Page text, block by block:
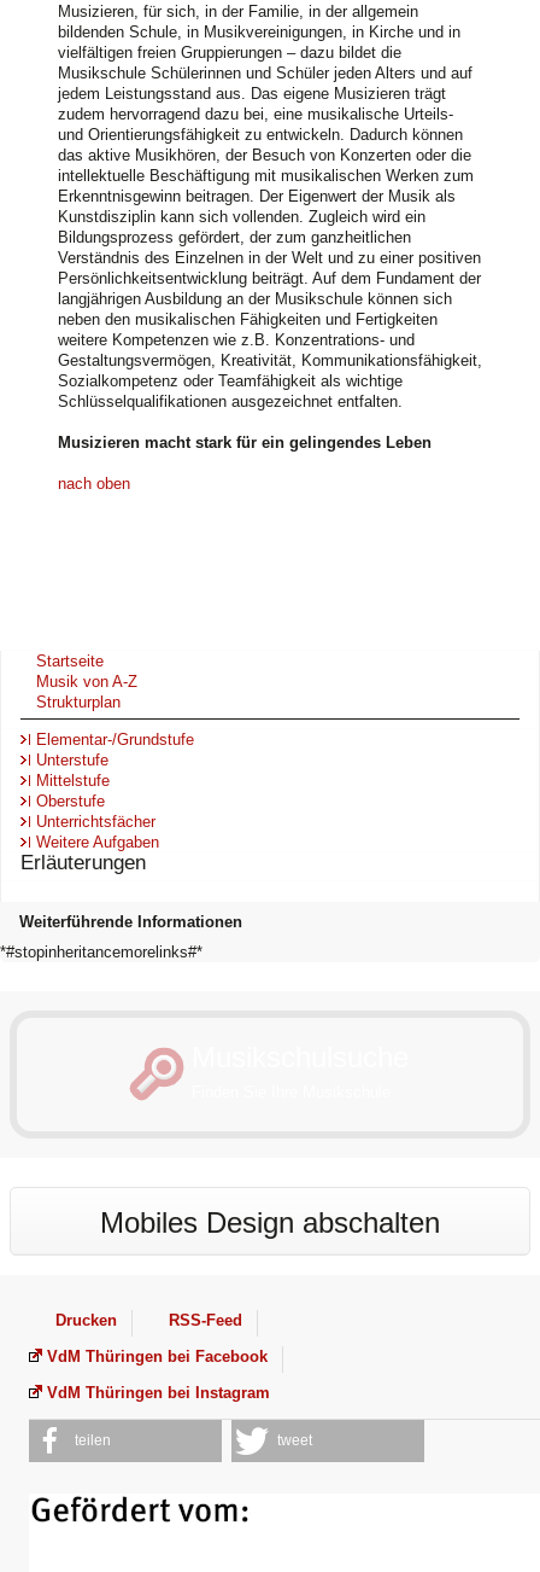
Musizieren, für sich, in der Familie, in der allgemein
bildenden Schule, in Musikvereinigungen, in Kirche und in
vielfältigen freien Gruppierungen – dazu bildet die
Musikschule Schülerinnen und Schüler jeden Alters und auf
jedem Leistungsstand aus. Das eigene Musizieren trägt
zudem hervorragend dazu bei, eine musikalische Urteils-
und Orientierungsfähigkeit zu entwickeln. Dadurch können
das aktive Musikhören, der Besuch von Konzerten oder die
intellektuelle Beschäftigung mit musikalischen Werken zum
Erkenntnisgewinn beitragen. Der Eigenwert der Musik als
Kunstdisziplin kann sich vollenden. Zugleich wird ein
Bildungsprozess gefördert, der zum ganzheitlichen
Verständnis des Einzelnen in der Welt und zu einer positiven
Persönlichkeitsentwicklung beiträgt. Auf dem Fundament der
langjährigen Ausbildung an der Musikschule können sich
neben den musikalischen Fähigkeiten und Fertigkeiten
weitere Kompetenzen wie z.B. Konzentrations- und
Gestaltungsvermögen, Kreativität, Kommunikationsfähigkeit,
Sozialkompetenz oder Teamfähigkeit als wichtige
Schlüsselqualifikationen ausgezeichnet entfalten.
Musizieren macht stark für ein gelingendes Leben
nach oben
Startseite
Musik von A-Z
Strukturplan
Elementar-/Grundstufe
Unterstufe
Mittelstufe
Oberstufe
Unterrichtsfächer
Weitere Aufgaben
Erläuterungen
Weiterführende Informationen
*#stopinheritancemorelinks#*
Mobiles Design abschalten
Drucken
RSS-Feed
VdM Thüringen bei Facebook
VdM Thüringen bei Instagram
teilen tweet